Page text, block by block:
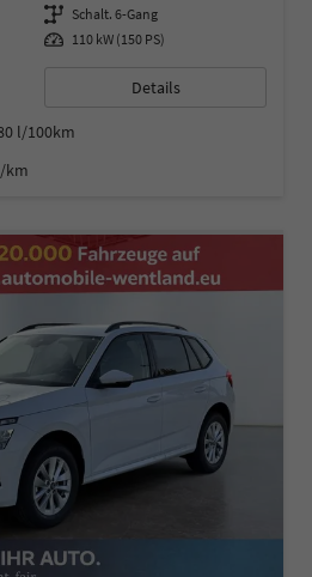
Getriebe Schalt. 6-Gang
Leistung 110 kW (150 PS)
Details
l/100km
km